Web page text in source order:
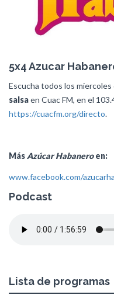
5x4 Azucar
Escucha todos los
salsaen Cuac FM, en el
https://cuacfm.org/directo.
Más Azúcar Habaneroen:
www.facebook.com/
Podcast
Lista de programas